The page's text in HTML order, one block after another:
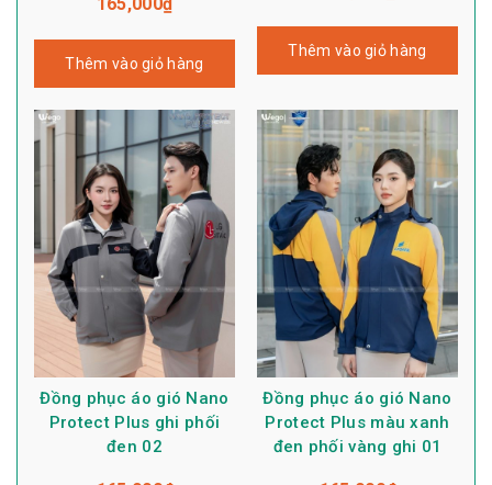
Thêm vào giỏ hàng
Thêm vào giỏ hàng
Đồng phục áo gió Nano
Protect Plus ghi phối
đen 02
Đồng phục áo gió Nano
Protect Plus màu xanh
đen phối vàng ghi 01